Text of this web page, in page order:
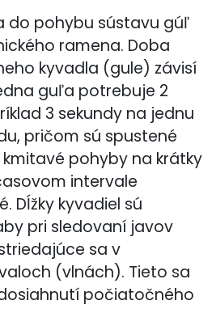
do pohybu sústavu gúľ
ramena. Doba
kyvadla (gule) závisí
guľa potrebuje 2
3 sekundy na jednu
pričom sú spustené
pohyby na krátky
intervale
Dĺžky kyvadiel sú
pri sledovaní javov
sa v
(vlnách). Tieto sa
počiatočného